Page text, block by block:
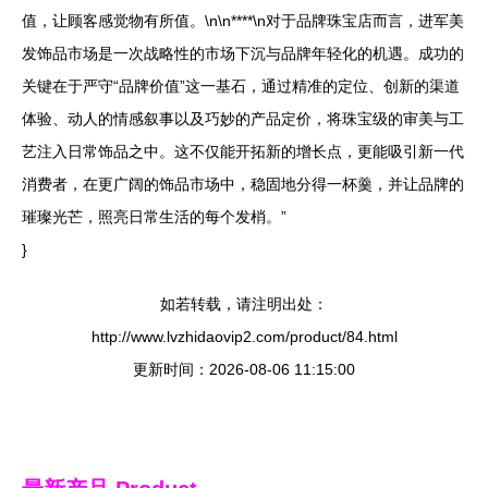
值，让顾客感觉物有所值。\n\n****\n对于品牌珠宝店而言，进军美
发饰品市场是一次战略性的市场下沉与品牌年轻化的机遇。成功的
关键在于严守“品牌价值”这一基石，通过精准的定位、创新的渠道
体验、动人的情感叙事以及巧妙的产品定价，将珠宝级的审美与工
艺注入日常饰品之中。这不仅能开拓新的增长点，更能吸引新一代
消费者，在更广阔的饰品市场中，稳固地分得一杯羹，并让品牌的
璀璨光芒，照亮日常生活的每个发梢。”
}
如若转载，请注明出处：
http://www.lvzhidaovip2.com/product/84.html
更新时间：2026-08-06 11:15:00